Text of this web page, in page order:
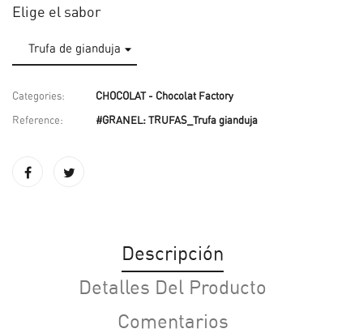
Elige el sabor
Categories: CHOCOLAT - Chocolat Factory
Reference: #GRANEL: TRUFAS_Trufa gianduja
Descripción
Detalles Del Producto
Comentarios